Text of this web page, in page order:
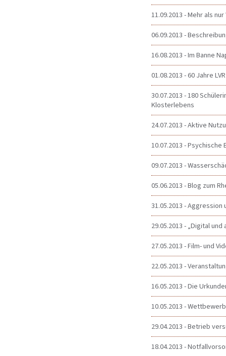
11.09.2013 - Mehr als
06.09.2013 -
16.08.2013 - Im Banne
01.08.2013 - 60 Jahre LVR
30.07.2013 - 180
Klosterlebens
24.07.2013 - Aktive
10.07.2013 -
09.07.2013 -
05.06.2013 - Blog zum
31.05.2013 -
29.05.2013 - „Digital
27.05.2013 - Film- und
22.05.2013 -
16.05.2013 - Die
10.05.2013 -
29.04.2013 - Betrieb
18.04.2013 -